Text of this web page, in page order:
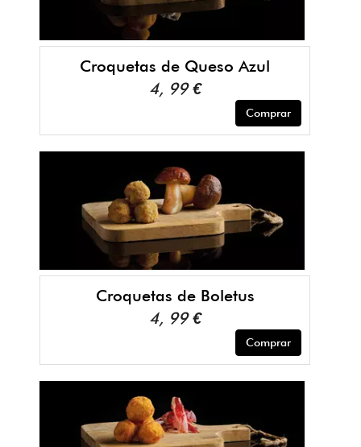
Croquetas de Queso Azul
4, 99 €
Comprar
Croquetas de Boletus
4, 99 €
Comprar